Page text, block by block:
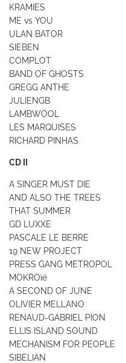
KRAMIES
ME vs YOU
ULAN BATOR
SIEBEN
COMPLOT
BAND OF GHOSTS
GREGG ANTHE
JULIENGB
LAMBWOOL
LES MARQUISES
RICHARD PINHAS
CD II
A SINGER MUST DIE
AND ALSO THE TREES
THAT SUMMER
GD LUXXE
PASCALE LE BERRE
19 NEW PROJECT
PRESS GANG METROPOL
MOKROïé
A SECOND OF JUNE
OLIVIER MELLANO
RENAUD-GABRIEL PION
ELLIS ISLAND SOUND
MECHANISM FOR PEOPLE
SIBELIAN